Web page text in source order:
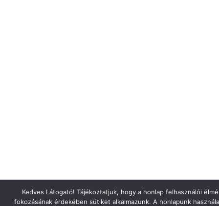
Kedves Látogató! Tájékoztatjuk, hogy a honlap felhasználói
fokozásának érdekében sütiket alkalmazunk. A honlapunk